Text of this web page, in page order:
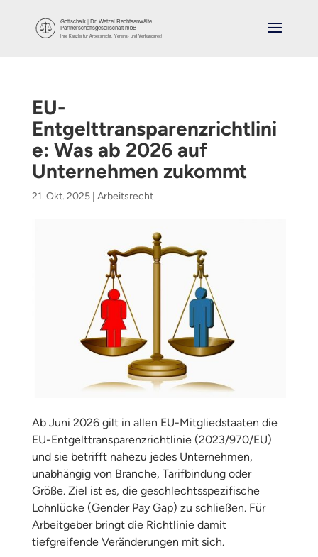
EU-
Entgelttransparenzrichtlini
e: Was ab 2026 auf
Unternehmen zukommt
21. Okt. 2025| Arbeitsrecht
Ab Juni 2026 gilt in allen EU-Mitgliedstaaten die
EU-Entgelttransparenzrichtlinie (2023/970/EU)
und sie betrifft nahezu jedes Unternehmen,
unabhängig von Branche, Tarifbindung oder
Größe. Ziel ist es, die geschlechtsspezifische
Lohnlücke (Gender Pay Gap) zu schließen. Für
Arbeitgeber bringt die Richtlinie damit
tiefgreifende Veränderungen mit sich.